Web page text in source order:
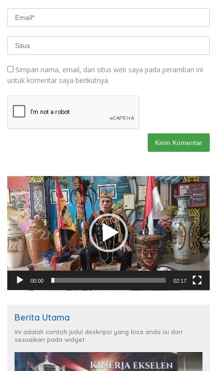
Simpan nama, email, dan situs web saya pada peramban ini
untuk komentar saya berikutnya.
Pemutar
Video
00:00 02:17
Berita Utama
Ini adalah contoh judul deskripsi yang bisa anda isi dan
sesuaikan pada widget